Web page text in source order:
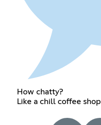
How chatty?
Like a chill coffee shop